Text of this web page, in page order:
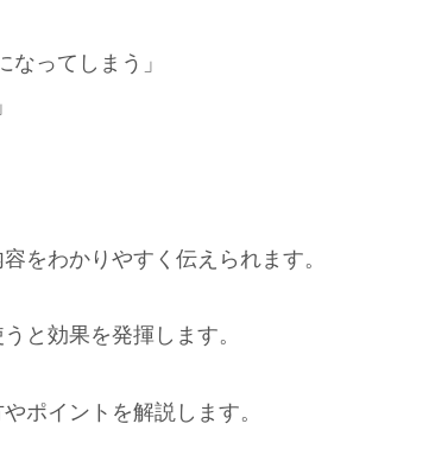
なってしまう」
をわかりやすく伝えられます。
と効果を発揮します。
ポイントを解説します。